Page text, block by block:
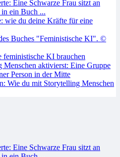
wie du deine Kräfte für eine
KI brauchen
Wie du mit Storytelling Menschen